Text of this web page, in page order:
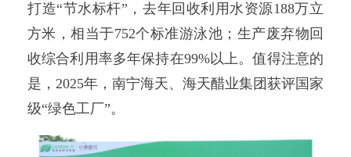
打造“节水标杆”，去年回收利用水资源188万立
方米，相当于752个标准游泳池；生产废弃物回
收综合利用率多年保持在99%以上。值得注意的
是，2025年，南宁海天、海天醋业集团获评国家
级“绿色工厂”。